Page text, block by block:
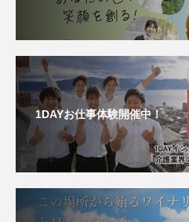
1DAYお仕事体験開催中！